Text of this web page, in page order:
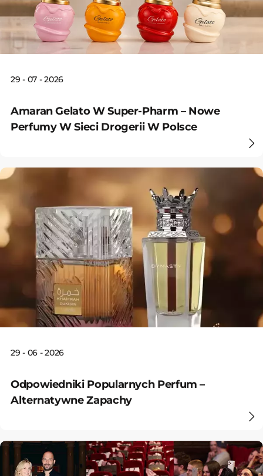
29 - 07 - 2026
Amaran Gelato W Super-Pharm – Nowe
Perfumy W Sieci Drogerii W Polsce
29 - 06 - 2026
Odpowiedniki Popularnych Perfum –
Alternatywne Zapachy